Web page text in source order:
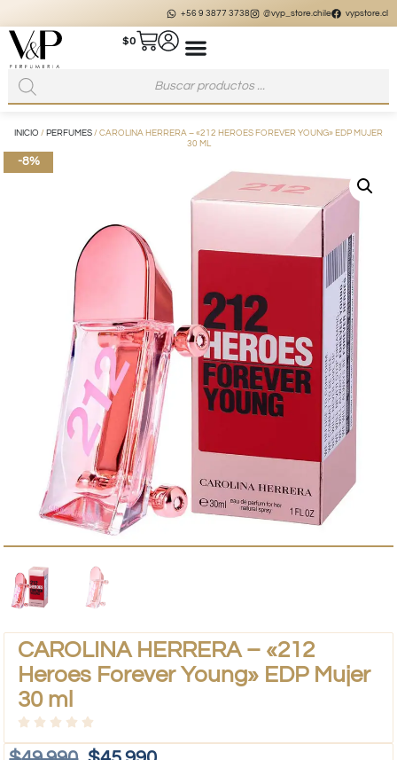
+56 9 3877 3738 @vyp_store.chile vypstore.cl
$0
INICIO / PERFUMES / CAROLINA HERRERA – «212 HEROES FOREVER YOUNG» EDP MUJER
30 ML
-8%
CAROLINA HERRERA – «212
Heroes Forever Young» EDP Mujer
30 ml